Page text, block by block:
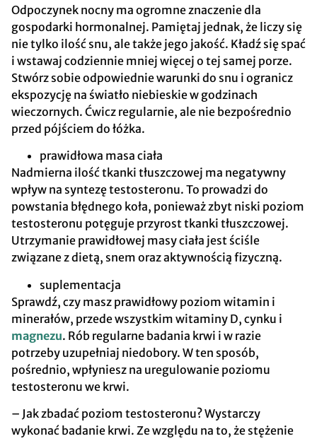
Odpoczynek nocny ma ogromne znaczenie dla
gospodarki hormonalnej. Pamiętaj jednak, że liczy się
nie tylko ilość snu, ale także jego jakość. Kładź się spać
i wstawaj codziennie mniej więcej o tej samej porze.
Stwórz sobie odpowiednie warunki do snu i ogranicz
ekspozycję na światło niebieskie w godzinach
wieczornych. Ćwicz regularnie, ale nie bezpośrednio
przed pójściem do łóżka.
prawidłowa masa ciała
Nadmierna ilość tkanki tłuszczowej ma negatywny
wpływ na syntezę testosteronu. To prowadzi do
powstania błędnego koła, ponieważ zbyt niski poziom
testosteronu potęguje przyrost tkanki tłuszczowej.
Utrzymanie prawidłowej masy ciała jest ściśle
związane z dietą, snem oraz aktywnością fizyczną.
suplementacja
Sprawdź, czy masz prawidłowy poziom witamin i
minerałów, przede wszystkim witaminy D, cynku i
magnezu. Rób regularne badania krwi i w razie
potrzeby uzupełniaj niedobory. W ten sposób,
pośrednio, wpłyniesz na uregulowanie poziomu
testosteronu we krwi.
– Jak zbadać poziom testosteronu? Wystarczy
wykonać badanie krwi. Ze względu na to, że stężenie